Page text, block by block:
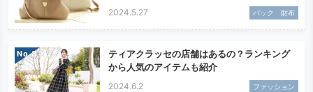
2024.5.27 バック 財布
No.
ティアクラッセの店舗はあるの？ランキング
から人気のアイテムも紹介
2024.6.2 ファッション